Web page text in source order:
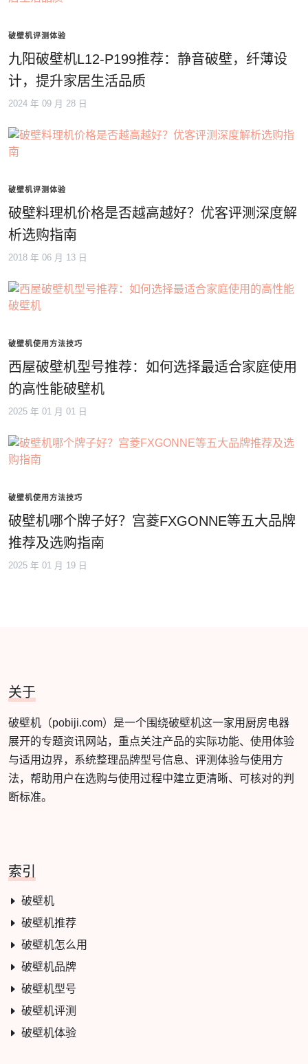
破壁机评测体验
九阳破壁机L12-P199推荐：静音破壁，纤薄设
计，提升家居生活品质
2024 年 09 月 28 日
破壁机评测体验
破壁料理机价格是否越高越好？优客评测深度解
析选购指南
2018 年 06 月 13 日
破壁机使用方法技巧
西屋破壁机型号推荐：如何选择最适合家庭使用
的高性能破壁机
2025 年 01 月 01 日
破壁机使用方法技巧
破壁机哪个牌子好？宫菱FXGONNE等五大品牌
推荐及选购指南
2025 年 01 月 19 日
关于
破壁机（pobiji.com）是一个围绕破壁机这一家用厨房电器
展开的专题资讯网站，重点关注产品的实际功能、使用体验
与适用边界，系统整理品牌型号信息、评测体验与使用方
法，帮助用户在选购与使用过程中建立更清晰、可核对的判
断标准。
索引
破壁机
破壁机推荐
破壁机怎么用
破壁机品牌
破壁机型号
破壁机评测
破壁机体验